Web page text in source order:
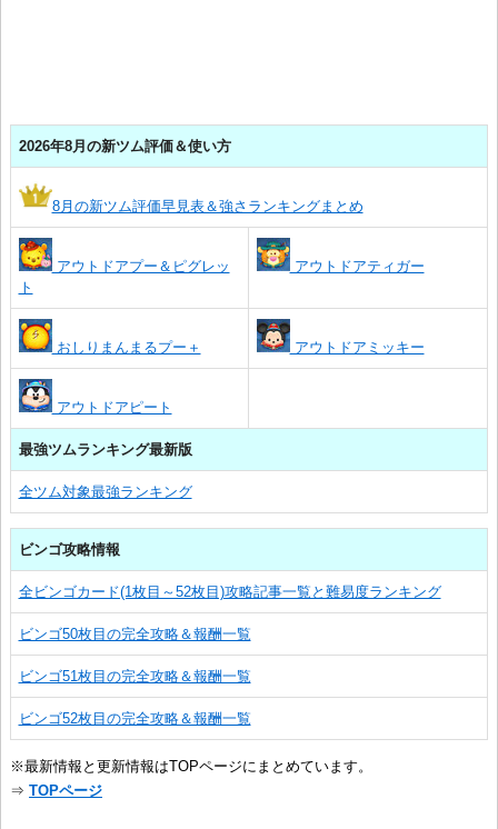
2026年8月の新ツム評価＆使い方
8月の新ツム評価早見表＆強さランキングまとめ
アウトドアプー＆ピグレッ
ト
アウトドアティガー
おしりまんまるプー＋ アウトドアミッキー
アウトドアピート
最強ツムランキング最新版
全ツム対象最強ランキング
ビンゴ攻略情報
全ビンゴカード(1枚目～52枚目)攻略記事一覧と難易度ランキング
ビンゴ50枚目の完全攻略＆報酬一覧
ビンゴ51枚目の完全攻略＆報酬一覧
ビンゴ52枚目の完全攻略＆報酬一覧
※最新情報と更新情報はTOPページにまとめています。
⇒ TOPページ